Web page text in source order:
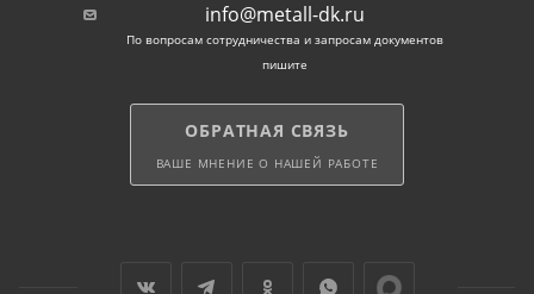
стальных каркасов,
рамных конструкций,
info@metall-dk.ru
По вопросам сотрудничества и запросам документов
пишите
ОБРАТНАЯ СВЯЗЬ
ВАШЕ МНЕНИЕ О НАШЕЙ РАБОТЕ